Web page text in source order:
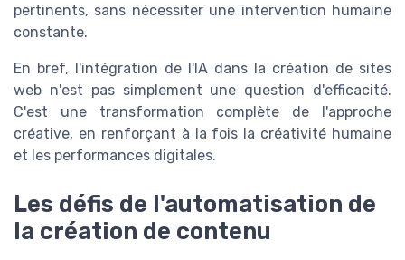
pertinents, sans nécessiter une intervention humaine
constante.
En bref, l'intégration de l'IA dans la création de sites
web n'est pas simplement une question d'efficacité.
C'est une transformation complète de l'approche
créative, en renforçant à la fois la créativité humaine
et les performances digitales.
Les défis de l'automatisation de
la création de contenu